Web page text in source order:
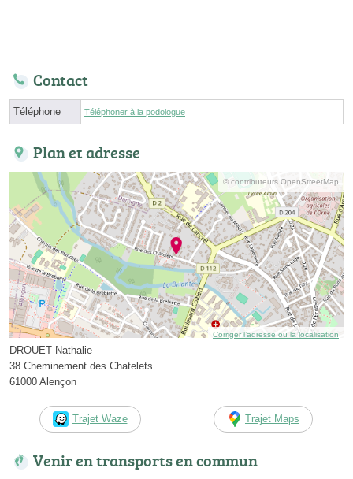
Contact
Téléphone Téléphoner à la podologue
Plan et adresse
© contributeurs OpenStreetMap
Corriger l’adresse ou la localisation
DROUET Nathalie
38 Cheminement des Chatelets
61000 Alençon
Trajet Waze Trajet Maps
Venir en transports en commun